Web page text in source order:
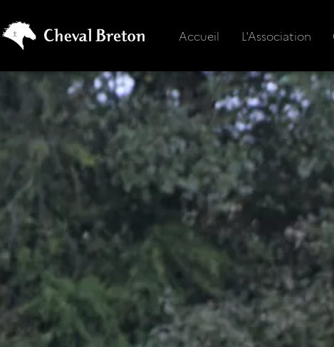
Accueil L'Association